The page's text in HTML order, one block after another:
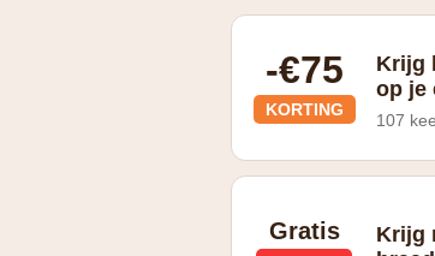
-€75
KORTING
Krijg
op je
107
Gratis
Krijg